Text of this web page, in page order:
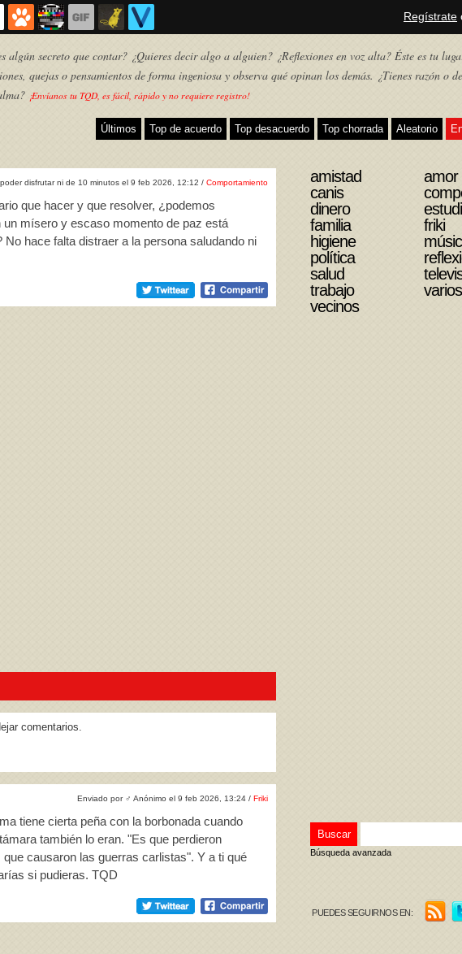
Regístrate
algún secreto que contar? ¿Quieres decir algo a alguien? ¿Reflexiones en voz alta? Éste es tu
quejas o pensamientos de forma ingeniosa y observa qué opinan los demás. ¿Tienes razón o
¡Envíanos tu TQD, es fácil, rápido y no requiere registro!
Últimos Top de acuerdo Top desacuerdo Top chorrada Aleatorio
TQD
disfrutar ni de 10 minutos el 9 feb 2026, 12:12 / Comportamiento
que hacer y que resolver, ¿podemos
un mísero y escaso momento de paz está
hace falta distraer a la persona saludando ni
comentarios.
Enviado por ♂ Anónimo el 9 feb 2026, 13:24 / Friki
tiene cierta peña con la borbonada cuando
también lo eran. "Es que perdieron
causaron las guerras carlistas". Y a ti qué
si pudieras. TQD
amistad
amor
canis
dinero
familia
friki
higiene
política
salud
trabajo
varios
vecinos
Búsqueda avanzada
PUEDES SEGUIRNOS EN: